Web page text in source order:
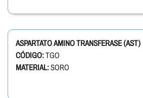
ASPARTATO AMINO TRANSFERASE (AST)
CÓDIGO:TGO
MATERIAL:SORO